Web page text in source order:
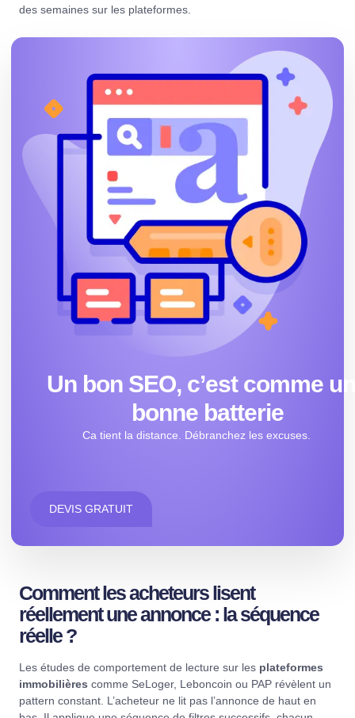
des semaines sur les plateformes.
Un bon SEO, c’est comme
bonne batterie
Ca tient la distance. Débranchez les excuses.
DEVIS GRATUIT
Comment les acheteurs lisent
réellement une annonce : la séquence
réelle ?
Les études de comportement de lecture sur les plateformes
immobilières comme SeLoger, Leboncoin ou PAP révèlent un
pattern constant. L’acheteur ne lit pas l’annonce de haut en